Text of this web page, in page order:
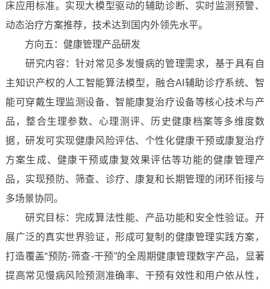
床应用标准。实现大模型驱动的辅助诊断、实时监测预警、
动态治疗方案推荐，技术达到国内外领先水平。
方向五：健康管理产品研发
研究内容：针对常见多发慢病的管理需求，基于具有自
主知识产权的人工智能算法模型，融合AI辅助诊疗系统、智
能可穿戴生理监测设备、智能康复治疗设备等核心技术与产
品，整合生理参数、心理测评、历史健康档案等多维度数
据，研发可实现健康风险评估、个性化健康干预或康复治疗
方案生成、健康干预或康复效果评估等功能的健康管理产
品，实现预防、筛查、诊疗、康复和长期管理的闭环衔接与
多场景协同。
研究目标：完成算法性能、产品功能和安全性验证。开
展广泛的真实世界验证，形成可复制的健康管理实践方案，
打造覆盖“预防-筛查-干预”的全周期健康管理数字产品，显著
提高常见慢病风险预测准确率、干预有效性和用户依从性，